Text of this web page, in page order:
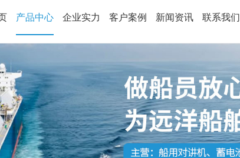
产品中心 企业实力 客户案例 新闻资讯 联系我们